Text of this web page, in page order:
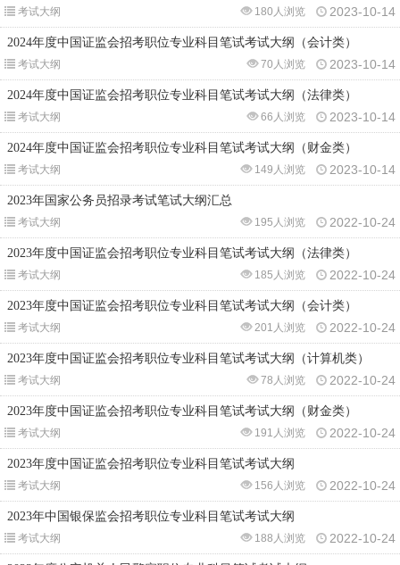
考试大纲 2023-10-14
180人浏览
2024年度中国证监会招考职位专业科目笔试考试大纲（会计类）
考试大纲 2023-10-14
70人浏览
2024年度中国证监会招考职位专业科目笔试考试大纲（法律类）
考试大纲 2023-10-14
66人浏览
2024年度中国证监会招考职位专业科目笔试考试大纲（财金类）
考试大纲 2023-10-14
149人浏览
2023年国家公务员招录考试笔试大纲汇总
考试大纲 2022-10-24
195人浏览
2023年度中国证监会招考职位专业科目笔试考试大纲（法律类）
考试大纲 2022-10-24
185人浏览
2023年度中国证监会招考职位专业科目笔试考试大纲（会计类）
考试大纲 2022-10-24
201人浏览
2023年度中国证监会招考职位专业科目笔试考试大纲（计算机类）
考试大纲 2022-10-24
78人浏览
2023年度中国证监会招考职位专业科目笔试考试大纲（财金类）
考试大纲 2022-10-24
191人浏览
2023年度中国证监会招考职位专业科目笔试考试大纲
考试大纲 2022-10-24
156人浏览
2023年中国银保监会招考职位专业科目笔试考试大纲
考试大纲 2022-10-24
188人浏览